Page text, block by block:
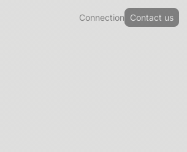
Connection Contact us